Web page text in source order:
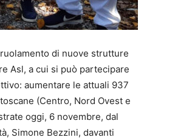
di nuove strutture
Asl, a cui si può partecipare
aumentare le attuali 937
(Centro, Nord Ovest e
oggi, 6 novembre, dal
Simone Bezzini, davanti